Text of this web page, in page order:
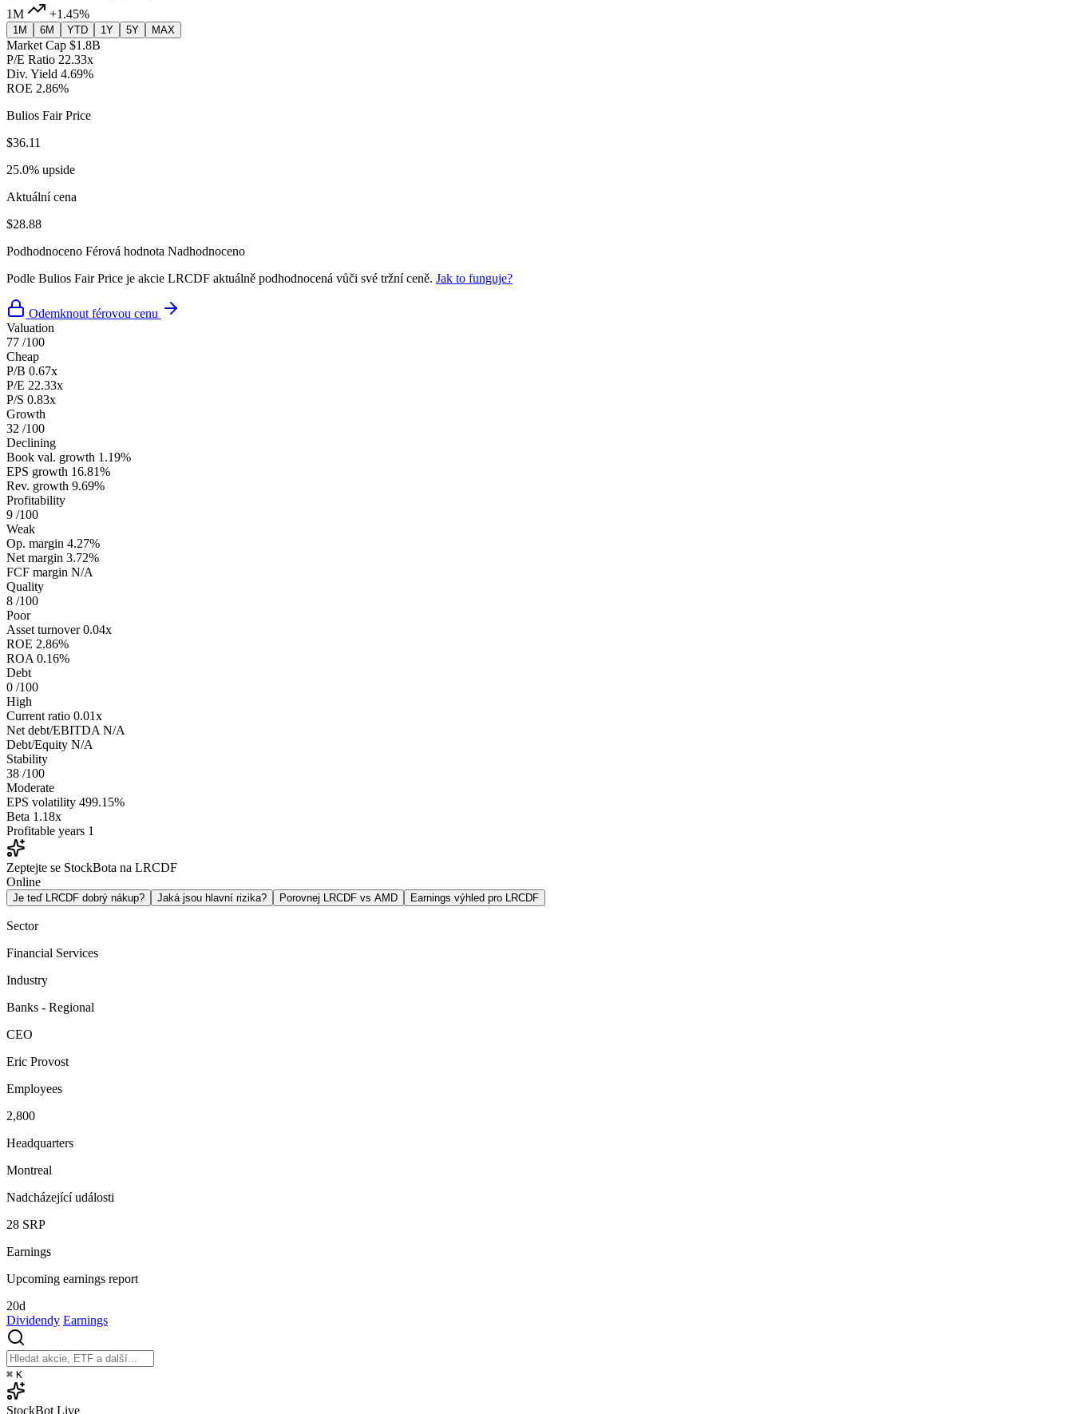
1M
+1.45%
1M 6M YTD 1Y 5Y MAX
Market Cap $1.8B
P/E Ratio 22.33x
Div. Yield 4.69%
ROE 2.86%
Bulios Fair Price
$36.11
25.0% upside
Aktuální cena
$28.88
Podhodnoceno Férová hodnota Nadhodnoceno
Podle Bulios Fair Price je akcie LRCDF aktuálně podhodnocená vůči své tržní ceně. Jak to funguje?
Odemknout férovou cenu
Valuation
77 /100
Cheap
P/B 0.67x
P/E 22.33x
P/S 0.83x
Growth
32 /100
Declining
Book val. growth 1.19%
EPS growth 16.81%
Rev. growth 9.69%
Profitability
9 /100
Weak
Op. margin 4.27%
Net margin 3.72%
FCF margin N/A
Quality
8 /100
Poor
Asset turnover 0.04x
ROE 2.86%
ROA 0.16%
Debt
0 /100
High
Current ratio 0.01x
Net debt/EBITDA N/A
Debt/Equity N/A
Stability
38 /100
Moderate
EPS volatility 499.15%
Beta 1.18x
Profitable years 1
Zeptejte se StockBota na LRCDF
Online
Je teď LRCDF dobrý nákup? Jaká jsou hlavní rizika? Porovnej LRCDF vs AMD Earnings výhled pro LRCDF
Sector
Financial Services
Industry
Banks - Regional
CEO
Eric Provost
Employees
2,800
Headquarters
Montreal
Nadcházející události
28 SRP
Earnings
Upcoming earnings report
20d
Dividendy Earnings
⌘ K
StockBot Live